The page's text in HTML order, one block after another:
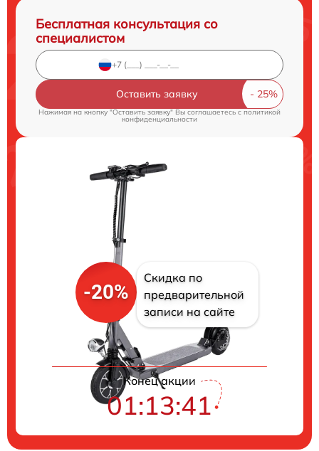
Бесплатная консультация со
специалистом
Оставить заявку
Нажимая на кнопку "Оставить заявку" Вы соглашаетесь cполитикой
конфиденциальности
-20%
Скидка по
предварительной
записи на сайте
Конец акции
01:13:40